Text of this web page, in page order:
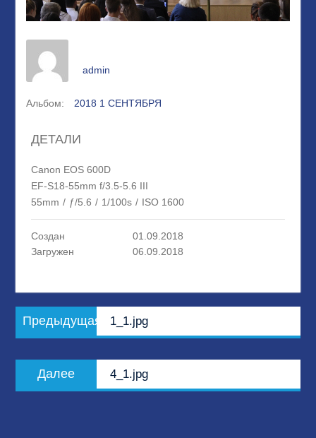
admin
Альбом: 2018 1 СЕНТЯБРЯ
ДЕТАЛИ
Canon EOS 600D
EF-S18-55mm f/3.5-5.6 III
55mm / ƒ/5.6 / 1/100s / ISO 1600
Создан
01.09.2018
Загружен
06.09.2018
Навигация
по
Предыдущая
запись:
1_1.jpg
Далее
запись:
4_1.jpg